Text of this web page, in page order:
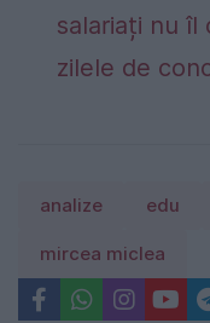
salariați nu îl
zilele de
analize edu
mircea miclea